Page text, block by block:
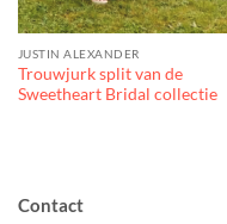
JUSTIN ALEXANDER
Trouwjurk split van de
Sweetheart Bridal collectie
Contact